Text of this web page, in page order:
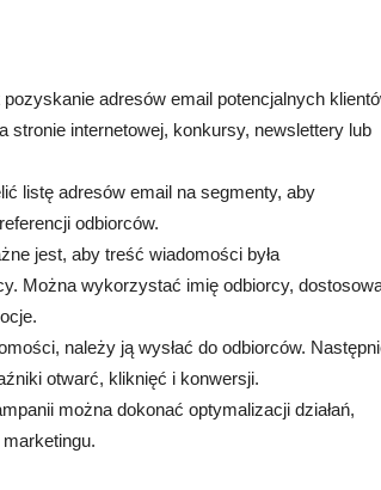
adresów email potencjalnych
stronie internetowej, konkursy, newslettery lub
listę adresów email na segmenty, aby
odbiorców.
jest, aby treść wiadomości była
Można wykorzystać imię odbiorcy,
należy ją wysłać do odbiorców.
otwarć, kliknięć i konwersji.
można dokonać optymalizacji działań,